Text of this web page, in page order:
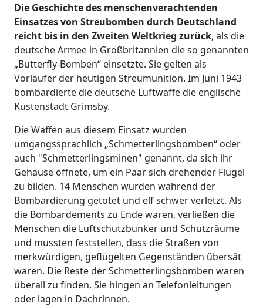
Die Geschichte des menschenverachtenden
Einsatzes von Streubomben durch Deutschland
reicht bis in den Zweiten Weltkrieg zurück, als die
deutsche Armee in Großbritannien die so genannten
„Butterfly-Bomben“ einsetzte. Sie gelten als
Vorläufer der heutigen Streumunition. Im Juni 1943
bombardierte die deutsche Luftwaffe die englische
Küstenstadt Grimsby.
Die Waffen aus diesem Einsatz wurden
umgangssprachlich „Schmetterlingsbomben“ oder
auch "Schmetterlingsminen" genannt, da sich ihr
Gehäuse öffnete, um ein Paar sich drehender Flügel
zu bilden. 14 Menschen wurden während der
Bombardierung getötet und elf schwer verletzt. Als
die Bombardements zu Ende waren, verließen die
Menschen die Luftschutzbunker und Schutzräume
und mussten feststellen, dass die Straßen von
merkwürdigen, geflügelten Gegenständen übersät
waren. Die Reste der Schmetterlingsbomben waren
überall zu finden. Sie hingen an Telefonleitungen
oder lagen in Dachrinnen.